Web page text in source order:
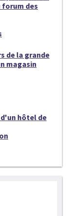
des
de la grande
magasin
hôtel de